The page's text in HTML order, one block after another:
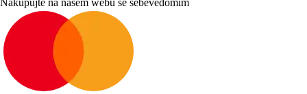
Nakupujte na našem webu se sebevědomím